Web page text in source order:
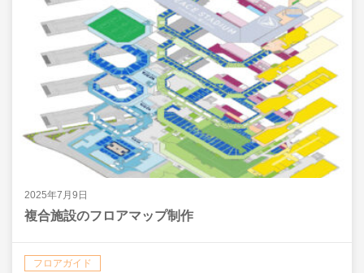
2025年7月9日
複合施設のフロアマップ制作
フロアガイド